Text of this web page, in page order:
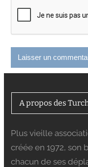
A propos des
Plus vieille
créée en 1972, son
chacun de ses